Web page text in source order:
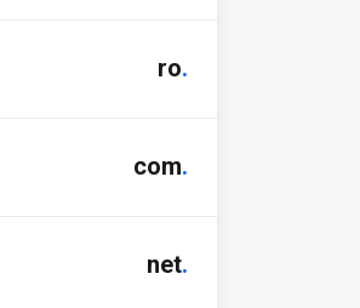
.
ro
.
com
.
net